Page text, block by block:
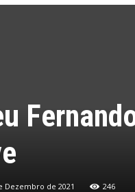
Dezembro de 2021 246